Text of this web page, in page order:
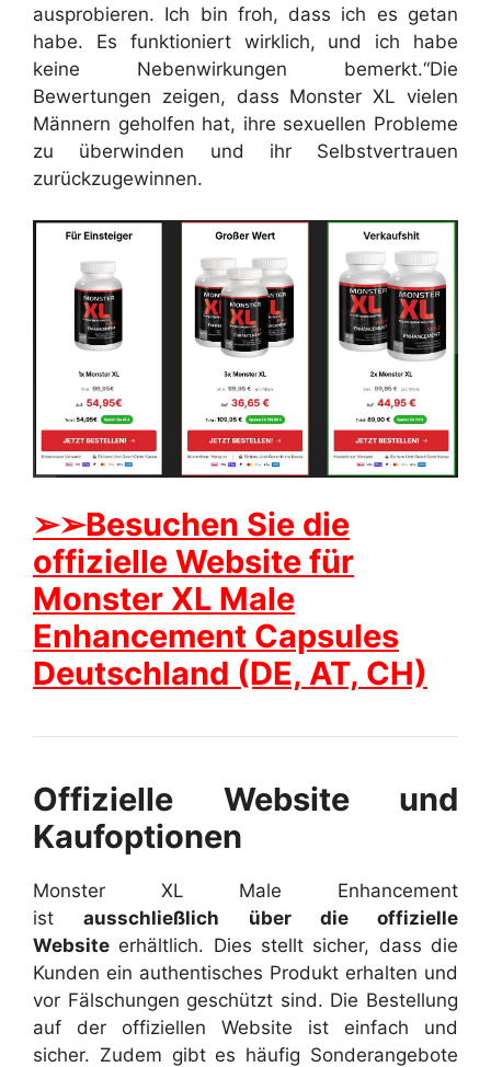
ausprobieren. Ich bin froh, dass ich es getan
habe. Es funktioniert wirklich, und ich habe
keine Nebenwirkungen bemerkt.“Die
Bewertungen zeigen, dass Monster XL vielen
Männern geholfen hat, ihre sexuellen Probleme
zu überwinden und ihr Selbstvertrauen
zurückzugewinnen.
➢➢Besuchen Sie die
offizielle Website für
Monster XL Male
Enhancement Capsules
Deutschland (DE, AT, CH)
Offizielle Website und
Kaufoptionen
Monster XL Male Enhancement
istausschließlich über die offizielle
Website erhältlich. Dies stellt sicher, dass die
Kunden ein authentisches Produkt erhalten und
vor Fälschungen geschützt sind. Die Bestellung
auf der offiziellen Website ist einfach und
sicher. Zudem gibt es häufig Sonderangebote